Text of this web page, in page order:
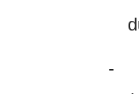
-